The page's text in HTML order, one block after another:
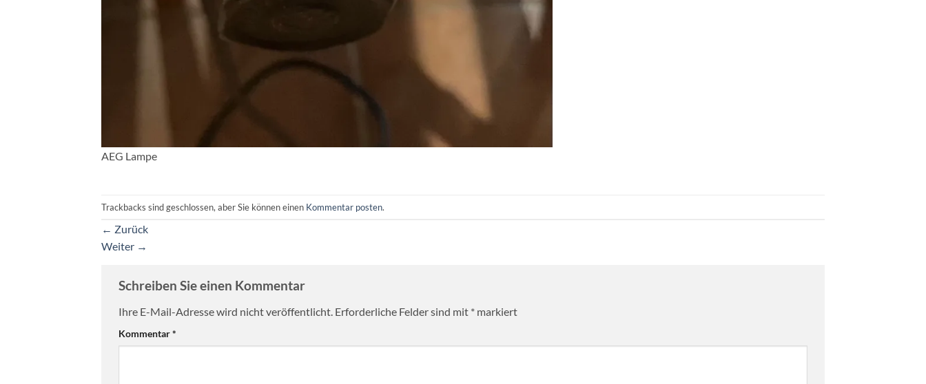
AEG Lampe
Trackbacks sind geschlossen, aber Sie können einen Kommentar posten.
← Zurück
Weiter →
Schreiben Sie einen Kommentar
Ihre E-Mail-Adresse wird nicht veröffentlicht. Erforderliche Felder sind mit * markiert
Kommentar*